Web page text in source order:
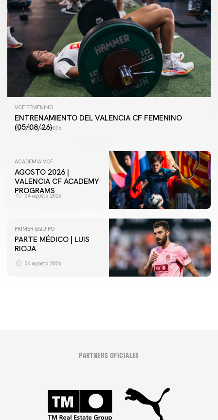
VCF FEMENINO
ENTRENAMIENTO DEL VALENCIA CF FEMENINO
(05/08/26)
05 agosto 2026
ACADEMIA VCF
AGOSTO 2026 |
VALENCIA CF ACADEMY
PROGRAMS
04 agosto 2026
PRIMER EQUIPO
PARTE MÉDICO | LUIS
RIOJA
04 agosto 2026
VCF FEMENINO
ENTRENAMIENTO DEL VALENCIA CF FEMENINO
(04/08/26)
PARTNERS OFICIALES